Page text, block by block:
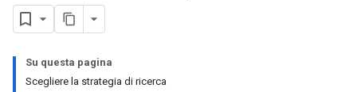
Su questa pagina
Scegliere la strategia di ricerca